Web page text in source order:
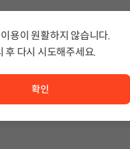
정과 다르게 설정 되었습니다.
반이 섞이는 경우가 있는데, 모
내드립니다.
는 수정이 불가한 점 양해 부탁
용이 원활하지 않습니다.
후 다시 시도해주세요.
이 원활하지 않습니다. <br/>
확인